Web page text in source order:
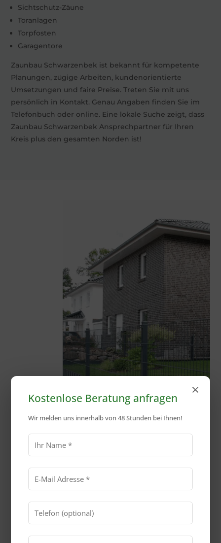
Sichtschutz-Zäune
Toranlagen
Torpfosten
Garagentore
Zaunbau Schwarzenbek ist bekannt für kompetente
Planungen, zügige Arbeiten, kundenorientierte
Umsetzungen und faire Preise. Treten Sie mit uns
persönlich in Kontakt. Genau Angaben finden Sie im
Telefonbuch oder online. Eine lokale Suche zeigt, dass
Zaunbau Schwarzenbek Ansprechpartner für Ihren
Kreis plus den gesamten Norden ist!
Für alle, die weniger Stress
wollen – und mehr
Sicherheit rund ums
Grundstück
×
Kostenlose Beratung anfragen
Wir melden uns innerhalb von 48 Stunden bei Ihnen!